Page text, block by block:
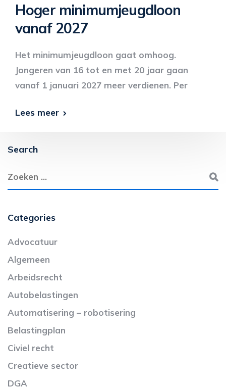
Hoger minimumjeugdloon
vanaf 2027
Het minimumjeugdloon gaat omhoog.
Jongeren van 16 tot en met 20 jaar gaan
vanaf 1 januari 2027 meer verdienen. Per
Lees meer
Search
Categories
Advocatuur
Algemeen
Arbeidsrecht
Autobelastingen
Automatisering – robotisering
Belastingplan
Civiel recht
Creatieve sector
DGA